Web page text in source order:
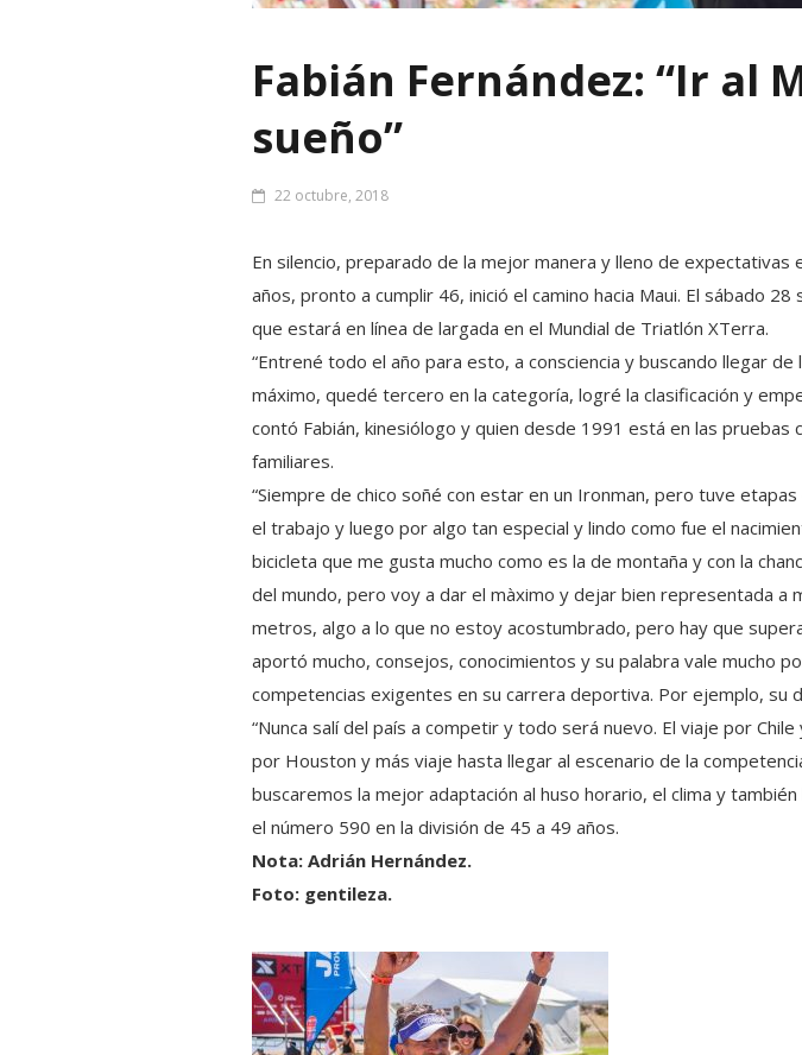
Fabián Fernández: “Ir al
sueño”
22 octubre, 2018
En silencio, preparado de la mejor manera y lleno de
años, pronto a cumplir 46, inició el camino hacia Maui. El sábado
que estará en línea de largada en el Mundial de Triatlón XTerra.
“Entrené todo el año para esto, a consciencia y buscando llegar de
máximo, quedé tercero en la categoría, logré la clasificación y
contó Fabián, kinesiólogo y quien desde 1991 está en las
familiares.
“Siempre de chico soñé con estar en un Ironman, pero tuve
el trabajo y luego por algo tan especial y lindo como fue el
bicicleta que me gusta mucho como es la de montaña y con la
del mundo, pero voy a dar el màximo y dejar bien representada a
metros, algo a lo que no estoy acostumbrado, pero hay que
aportó mucho, consejos, conocimientos y su palabra vale mucho
competencias exigentes en su carrera deportiva. Por ejemplo, su
“Nunca salí del país a competir y todo será nuevo. El viaje por
por Houston y más viaje hasta llegar al escenario de la
buscaremos la mejor adaptación al huso horario, el clima y
el número 590 en la división de 45 a 49 años.
Nota: Adrián Hernández.
Foto: gentileza.